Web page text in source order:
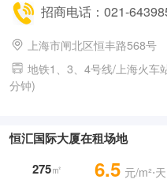
招商电话：021-
上海市闸北区恒丰路568号
地铁1、3、4号线/上海火车
分钟)
恒汇国际大厦在租场地
275㎡ 6.5 元/m²⋅天